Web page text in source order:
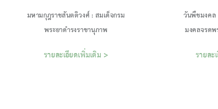
มหามกุฎราชสันตติวงศ์ : สมเด็จกรม
รายละเอียดเพิ่มเติม >
วันพืชมงค
รายละ